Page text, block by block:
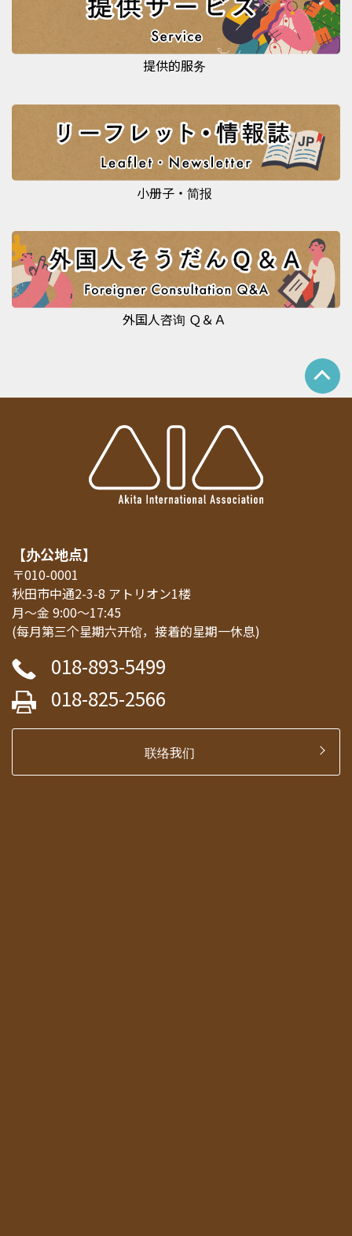
提供的服务
小册子・简报
外国人咨询 Ｑ＆Ａ
【办公地点】
〒010-0001
秋田市中通2-3-8 アトリオン1楼
月～金 9:00～17:45
(每月第三个星期六开馆，接着的星期一休息)
018-893-5499
018-825-2566
联络我们